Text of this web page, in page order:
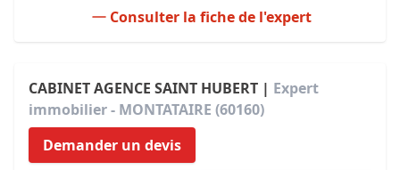
Consulter la fiche de l'expert
CABINET AGENCE SAINT HUBERT | Expert
immobilier - MONTATAIRE (60160)
Demander un devis